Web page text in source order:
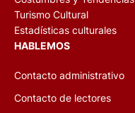
Turismo Cultural
Estadísticas culturales
HABLEMOS
Contacto administrativo
Contacto de lectores